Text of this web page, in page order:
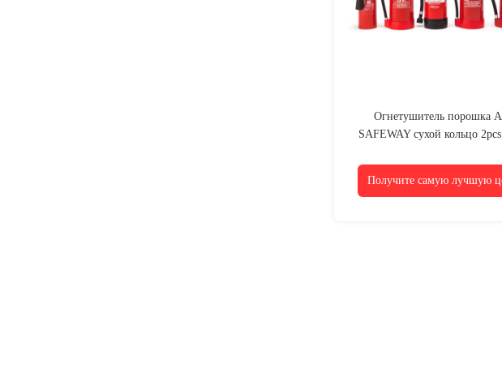
Огнетушитель порошка
SAFEWAY сухой кольцо
Получите самую лучшую